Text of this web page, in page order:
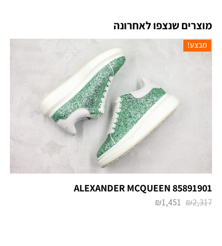
מוצרים שנצפו לאחרונה
מבצע!
ALEXANDER MCQUEEN 85891901
₪2,317
₪1,451